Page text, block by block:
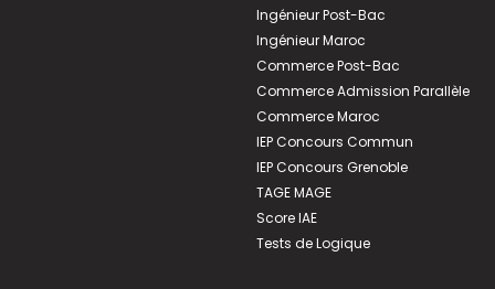
Ingénieur Post-Bac
Ingénieur Maroc
Commerce Post-Bac
Commerce Admission Parallèle
Commerce Maroc
IEP Concours Commun
IEP Concours Grenoble
TAGE MAGE
Score IAE
Tests de Logique